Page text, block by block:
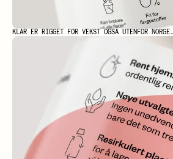
KLAR ER RIGGET FOR VEKST OGSÅ UTENFOR NORGE.